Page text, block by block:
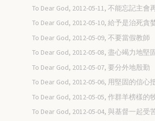
To Dear God, 2012-05-11, 不能忘記主會
To Dear God, 2012-05-10, 給予是治死貪
To Dear God, 2012-05-09, 不要當假教師
To Dear God, 2012-05-08, 盡心竭力地堅
To Dear God, 2012-05-07, 要分外地殷勤
To Dear God, 2012-05-06, 用堅固的信心
To Dear God, 2012-05-05, 作群羊榜樣的
To Dear God, 2012-05-04, 與基督一起受